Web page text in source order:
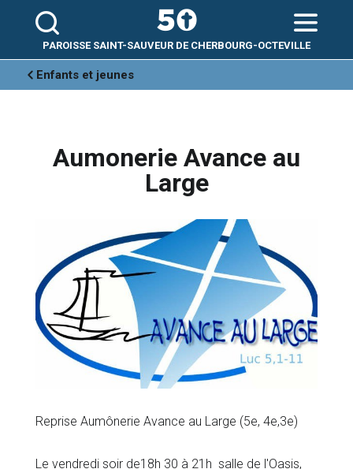
personnels
PAROISSE SAINT-SAUVEUR DE CHERBOURG-OCTEVILLE
Enfants et jeunes
Aumonerie Avance au
Large
Reprise Aumônerie Avance au Large (5e, 4e,3e)
Le vendredi soir de18h 30 à 21h salle de l'Oasis,